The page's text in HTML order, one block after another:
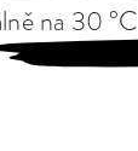
na 30 °C